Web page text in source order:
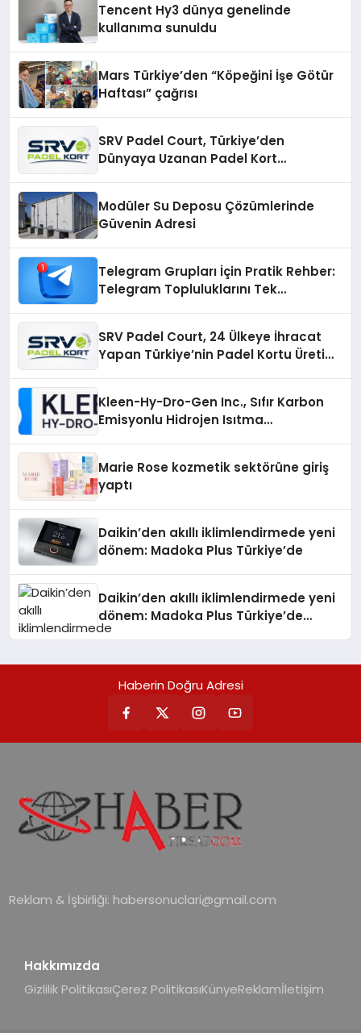
Tencent Hy3 dünya genelinde
kullanıma sunuldu
Mars Türkiye’den “Köpeğini İşe Götür
Haftası” çağrısı
SRV Padel Court, Türkiye’den
Dünyaya Uzanan Padel Kort
Modüler Su Deposu Çözümlerinde
Güvenin Adresi
Telegram Grupları İçin Pratik Rehber:
Telegram Topluluklarını Tek
SRV Padel Court, 24 Ülkeye İhracat
Yapan Türkiye’nin Padel Kortu Üretim
Kleen-Hy-Dro-Gen Inc., Sıfır Karbon
Emisyonlu Hidrojen Isıtma
Marie Rose kozmetik sektörüne giriş
yaptı
Daikin’den akıllı iklimlendirmede yeni
dönem: Madoka Plus Türkiye’de
Daikin’den akıllı iklimlendirmede yeni
dönem: Madoka Plus Türkiye’de
Daikin’in kullanıcı dostu tasarımıyla
teknolojilerle donatılmış son modeli
VRV kontrol ünitesi Madoka Plus
Türkiye’de satışa sunuldu. Tam
dokunmatik ekranı, mobil uygulama
desteği ve akıllı sensör entegrasyonu
verimli hale getiriyor. Enerji
verimliliğini artırırken modern yaşam
alanlarında teknolojiyi estetik ile bulu
Haberin Doğru Adresi
Reklam & İşbirliği: habersonuclari@gmail.com
Hakkımızda
Gizlilik PolitikasıÇerez PolitikasıKünyeReklamİletişim